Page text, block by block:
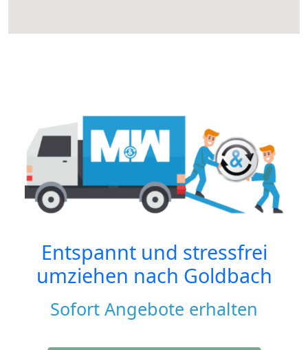
Entspannt und stressfrei
umziehen nach Goldbach
Sofort Angebote erhalten